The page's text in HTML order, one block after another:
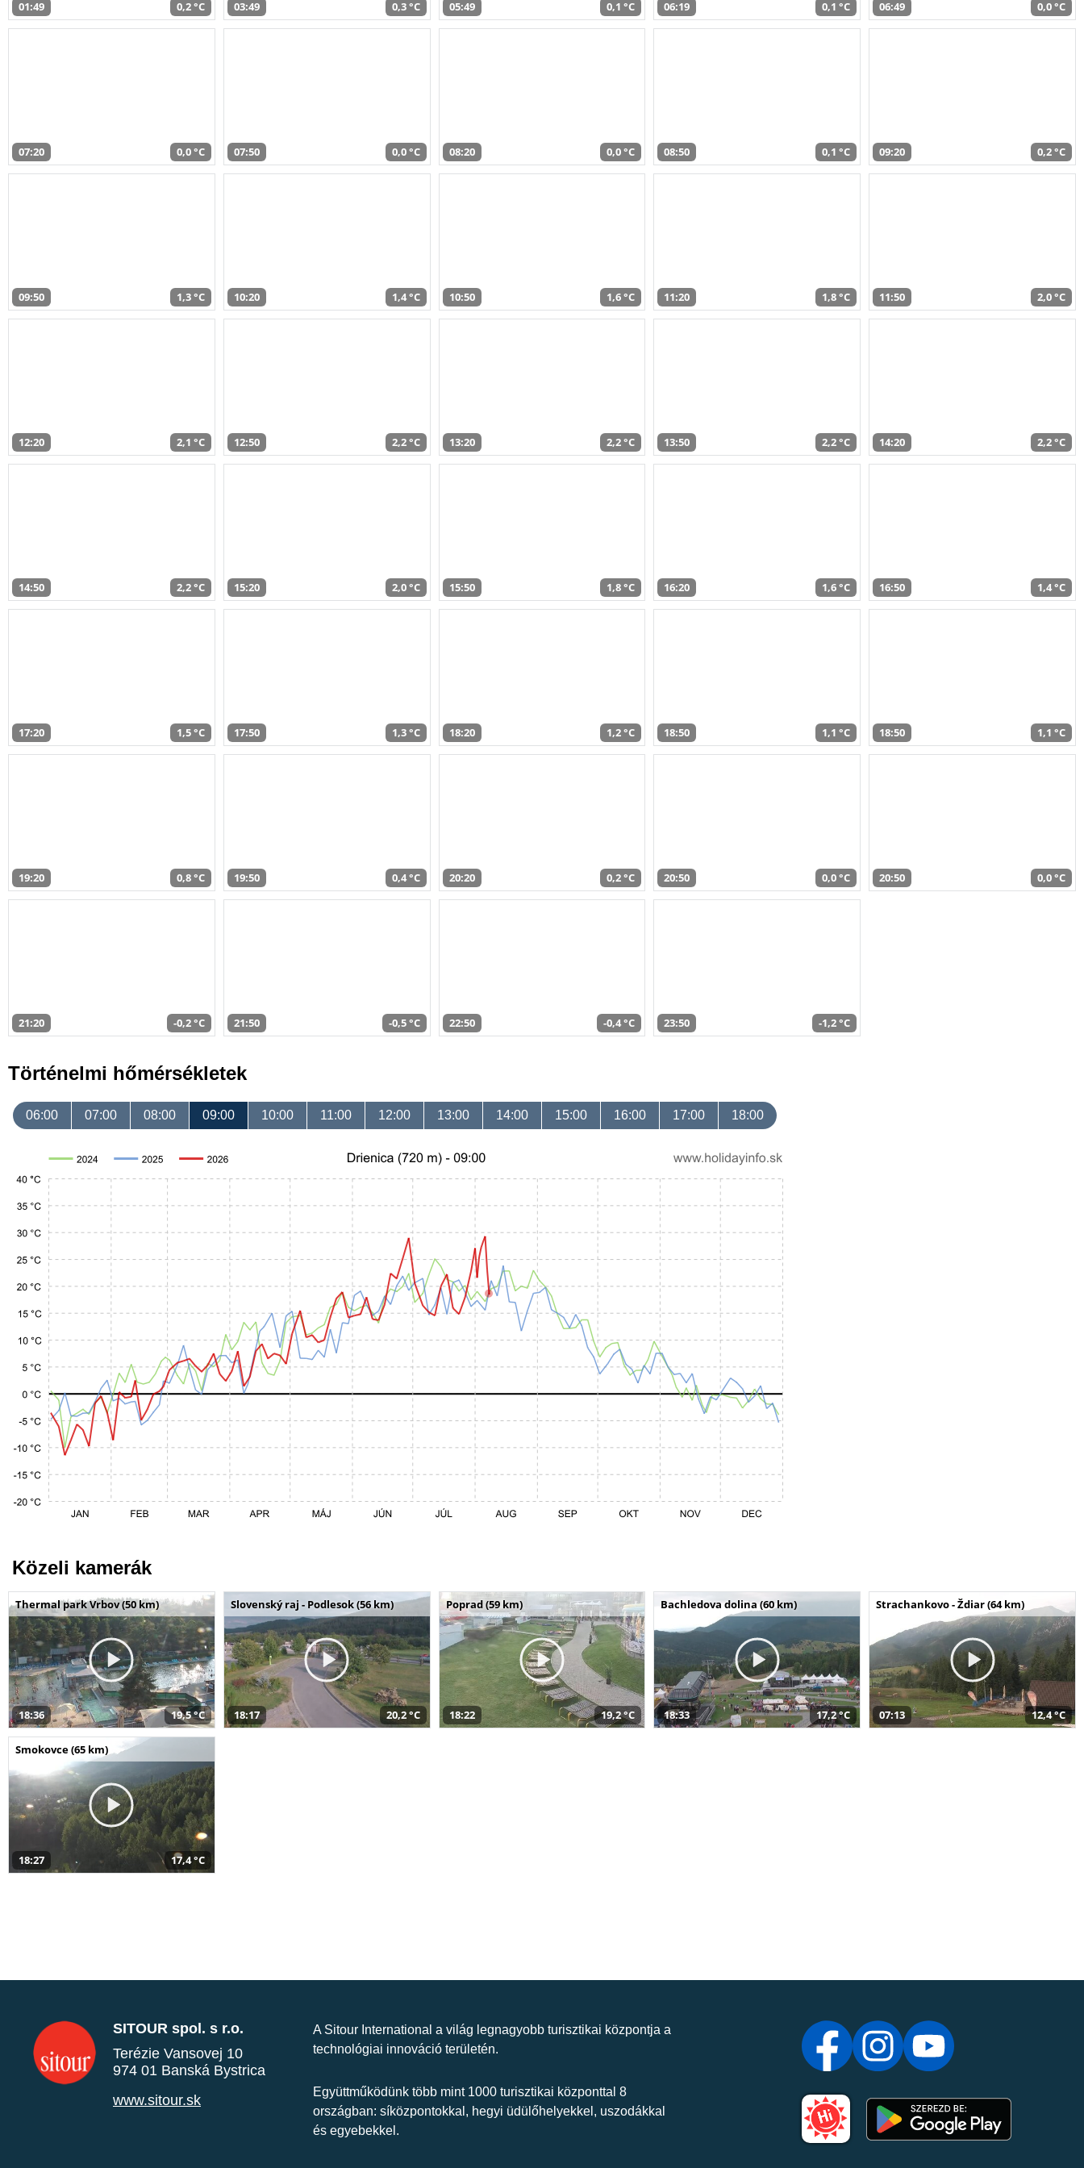
01:49 0,2 °C 03:49 0,3 °C 05:49 0,1 °C 06:19 0,1 °C 06:49 0,0 °C
07:20 0,0 °C 07:50 0,0 °C 08:20 0,0 °C 08:50 0,1 °C 09:20 0,2 °C
09:50 1,3 °C 10:20 1,4 °C 10:50 1,6 °C 11:20 1,8 °C 11:50 2,0 °C
12:20 2,1 °C 12:50 2,2 °C 13:20 2,2 °C 13:50 2,2 °C 14:20 2,2 °C
14:50 2,2 °C 15:20 2,0 °C 15:50 1,8 °C 16:20 1,6 °C 16:50 1,4 °C
17:20 1,5 °C 17:50 1,3 °C 18:20 1,2 °C 18:50 1,1 °C 18:50 1,1 °C
19:20 0,8 °C 19:50 0,4 °C 20:20 0,2 °C 20:50 0,0 °C 20:50 0,0 °C
21:20 -0,2 °C 21:50 -0,5 °C 22:50 -0,4 °C 23:50 -1,2 °C
Történelmi hőmérsékletek
06:00 07:00 08:00 09:00 10:00 11:00 12:00 13:00 14:00 15:00 16:00 17:00 18:00
Közeli kamerák
Thermal park Vrbov (50 km)
18:36 19,5 °C
Slovenský raj - Podlesok (56 km)
18:17 20,2 °C
Poprad (59 km)
18:22 19,2 °C
Bachledova dolina (60 km)
18:33 17,2 °C
Strachankovo - Ždiar (64 km)
07:13 12,4 °C
Smokovce (65 km)
18:27 17,4 °C
SITOUR spol. s r.o.
Terézie Vansovej 10
974 01 Banská Bystrica
www.sitour.sk
A Sitour International a világ legnagyobb turisztikai központja a
technológiai innováció területén.
Együttműködünk több mint 1000 turisztikai központtal 8
országban: síközpontokkal, hegyi üdülőhelyekkel, uszodákkal
és egyebekkel.